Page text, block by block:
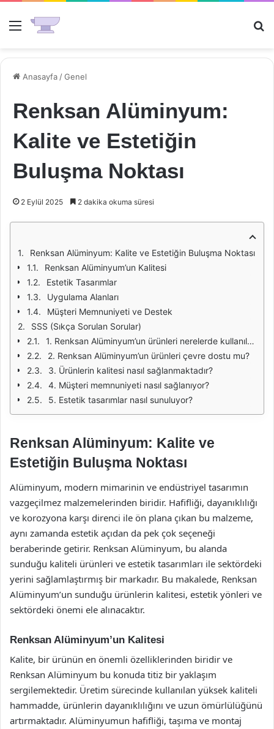
Menü
Anasayfa /Genel
Renksan Alüminyum:
Kalite ve Estetiğin
Buluşma Noktası
2 Eylül 2025 2 dakika okuma süresi
Renksan Alüminyum: Kalite ve Estetiğin Buluşma Noktası
Renksan Alüminyum’un Kalitesi
Estetik Tasarımlar
Uygulama Alanları
Müşteri Memnuniyeti ve Destek
SSS (Sıkça Sorulan Sorular)
1. Renksan Alüminyum’un ürünleri nerelerde kullanılabilir?
2. Renksan Alüminyum’un ürünleri çevre dostu mu?
3. Ürünlerin kalitesi nasıl sağlanmaktadır?
4. Müşteri memnuniyeti nasıl sağlanıyor?
5. Estetik tasarımlar nasıl sunuluyor?
Renksan Alüminyum: Kalite ve
Estetiğin Buluşma Noktası
Alüminyum, modern mimarinin ve endüstriyel tasarımın
vazgeçilmez malzemelerinden biridir. Hafifliği, dayanıklılığı
ve korozyona karşı direnci ile ön plana çıkan bu malzeme,
aynı zamanda estetik açıdan da pek çok seçeneği
beraberinde getirir. Renksan Alüminyum, bu alanda
sunduğu kaliteli ürünleri ve estetik tasarımları ile sektördeki
yerini sağlamlaştırmış bir markadır. Bu makalede, Renksan
Alüminyum’un sunduğu ürünlerin kalitesi, estetik yönleri ve
sektördeki önemi ele alınacaktır.
Renksan Alüminyum’un Kalitesi
Kalite, bir ürünün en önemli özelliklerinden biridir ve
Renksan Alüminyum bu konuda titiz bir yaklaşım
sergilemektedir. Üretim sürecinde kullanılan yüksek kaliteli
hammadde, ürünlerin dayanıklılığını ve uzun ömürlülüğünü
artırmaktadır. Alüminyumun hafifliği, taşıma ve montaj